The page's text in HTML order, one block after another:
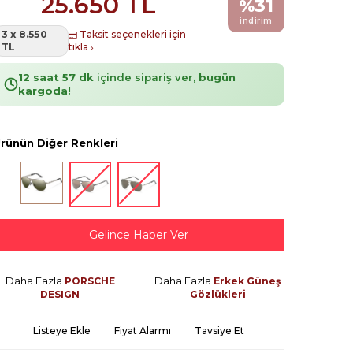
3 x 8.550
TL
Taksit seçenekleri için
tıkla
%31
indirim
12 saat 57 dk içinde sipariş ver, bugün
kargoda!
Diğer Renkleri
Gelince Haber Ver
Daha Fazla PORSCHE
DESIGN
Daha Fazla Erkek Güneş
Gözlükleri
Listeye Ekle Fiyat Alarmı Tavsiye Et